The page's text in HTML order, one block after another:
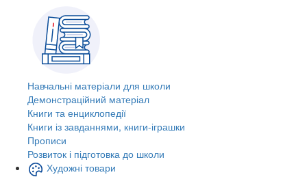
Навчальні матеріали для школи
Демонстраційний матеріал
Книги та енциклопедії
Книги із завданнями, книги-іграшки
Прописи
Розвиток і підготовка до школи
Художні товари